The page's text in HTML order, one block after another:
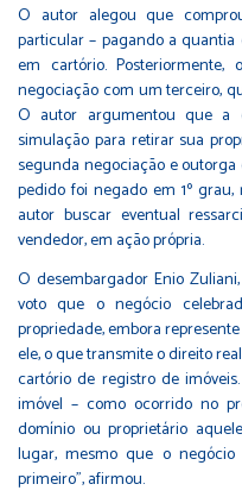
O autor alegou que
particular – pagando a quantia
em cartório.
negociação com um terceiro,
O autor argumentou que a
simulação para retirar sua
segunda negociação e
pedido foi negado em 1º
autor buscar eventual
vendedor, em ação própria.
O desembargador Enio
voto que o negócio
propriedade, embora
ele, o que transmite o direito
cartório de registro de
imóvel – como ocorrido no
domínio ou proprietário
lugar, mesmo que o
primeiro”, afirmou.